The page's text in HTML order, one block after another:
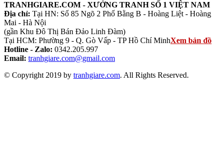
TRANHGIARE.COM - XƯỞNG TRANH SỐ 1 VIỆT NAM
Địa chỉ: Tại HN: Số 85 Ngõ 2 Phố Bằng B - Hoàng Liệt - Hoàng
Mai - Hà Nội
(gần Khu Đô Thị Bán Đảo Linh Đàm)
Tại HCM: Phường 9 - Q. Gò Vấp - TP Hồ Chí MinhXem bản đồ
Hotline - Zalo: 0342.205.997
Email: tranhgiare.com@gmail.com
© Copyright 2019 by tranhgiare.com. All Rights Reserved.